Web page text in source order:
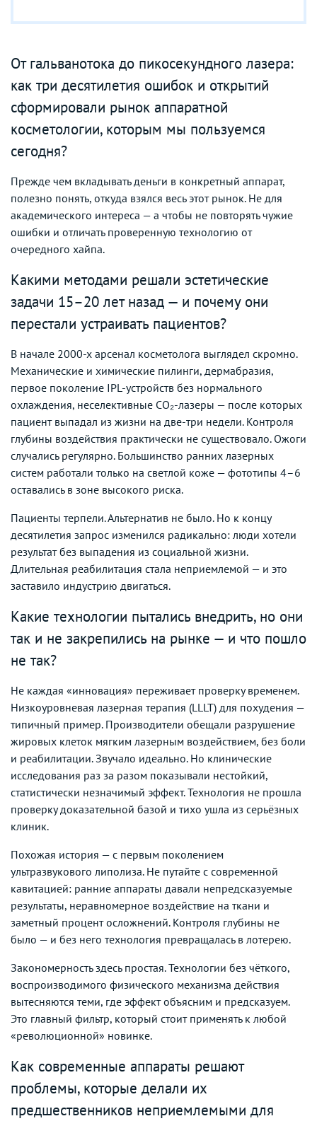
От гальванотока до пикосекундного лазера:
как три десятилетия ошибок и открытий
сформировали рынок аппаратной
косметологии, которым мы пользуемся
сегодня?
Прежде чем вкладывать деньги в конкретный аппарат,
полезно понять, откуда взялся весь этот рынок. Не для
академического интереса — а чтобы не повторять чужие
ошибки и отличать проверенную технологию от
очередного хайпа.
Какими методами решали эстетические
задачи 15–20 лет назад — и почему они
перестали устраивать пациентов?
В начале 2000-х арсенал косметолога выглядел скромно.
Механические и химические пилинги, дермабразия,
первое поколение IPL-устройств без нормального
охлаждения, неселективные CO₂-лазеры — после которых
пациент выпадал из жизни на две-три недели. Контроля
глубины воздействия практически не существовало. Ожоги
случались регулярно. Большинство ранних лазерных
систем работали только на светлой коже — фототипы 4–6
оставались в зоне высокого риска.
Пациенты терпели. Альтернатив не было. Но к концу
десятилетия запрос изменился радикально: люди хотели
результат без выпадения из социальной жизни.
Длительная реабилитация стала неприемлемой — и это
заставило индустрию двигаться.
Какие технологии пытались внедрить, но они
так и не закрепились на рынке — и что пошло
не так?
Не каждая «инновация» переживает проверку временем.
Низкоуровневая лазерная терапия (LLLT) для похудения —
типичный пример. Производители обещали разрушение
жировых клеток мягким лазерным воздействием, без боли
и реабилитации. Звучало идеально. Но клинические
исследования раз за разом показывали нестойкий,
статистически незначимый эффект. Технология не прошла
проверку доказательной базой и тихо ушла из серьёзных
клиник.
Похожая история — с первым поколением
ультразвукового липолиза. Не путайте с современной
кавитацией: ранние аппараты давали непредсказуемые
результаты, неравномерное воздействие на ткани и
заметный процент осложнений. Контроля глубины не
было — и без него технология превращалась в лотерею.
Закономерность здесь простая. Технологии без чёткого,
воспроизводимого физического механизма действия
вытесняются теми, где эффект объясним и предсказуем.
Это главный фильтр, который стоит применять к любой
«революционной» новинке.
Как современные аппараты решают
проблемы, которые делали их
предшественников неприемлемыми для